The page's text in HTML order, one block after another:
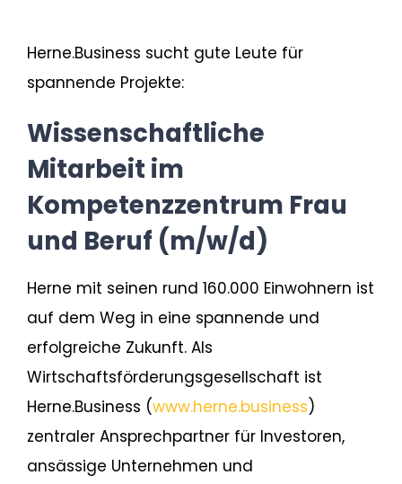
Herne.Business sucht gute Leute für
spannende Projekte:
Wissenschaftliche
Mitarbeit im
Kompetenzzentrum Frau
und Beruf (m/w/d)
Herne mit seinen rund 160.000 Einwohnern ist
auf dem Weg in eine spannende und
erfolgreiche Zukunft. Als
Wirtschaftsförderungsgesellschaft ist
Herne.Business (www.herne.business)
zentraler Ansprechpartner für Investoren,
ansässige Unternehmen und
Bereichsleitung Gründungs- und
Unternehmensservice
+49 2323 925 107
auf Linkedin